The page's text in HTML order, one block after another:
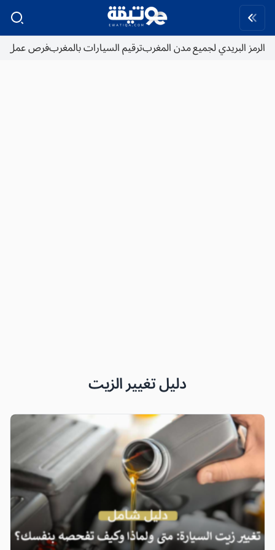
الرمز البريدي لجميع مدن المغربترقيم السيارات بالمغربفرص عمل
دليل تغيير الزيت